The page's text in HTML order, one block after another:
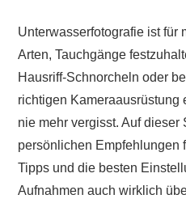
Unterwasserfotografie ist für
Arten, Tauchgänge
Hausriff-Schnorcheln oder
richtigen Kameraausrüstung
nie mehr vergisst. Auf dieser
persönlichen Empfehlungen
Tipps und die besten
Aufnahmen auch wirklich